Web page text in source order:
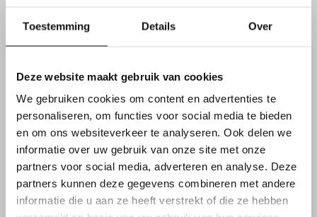
Toestemming Details Over
Deze website maakt gebruik van cookies
We gebruiken cookies om content en advertenties te
personaliseren, om functies voor social media te bieden
en om ons websiteverkeer te analyseren. Ook delen we
informatie over uw gebruik van onze site met onze
partners voor social media, adverteren en analyse. Deze
partners kunnen deze gegevens combineren met andere
informatie die u aan ze heeft verstrekt of die ze hebben
Je komt terecht in eenklein en collegiaal team met
doorgroeimogelijkheden